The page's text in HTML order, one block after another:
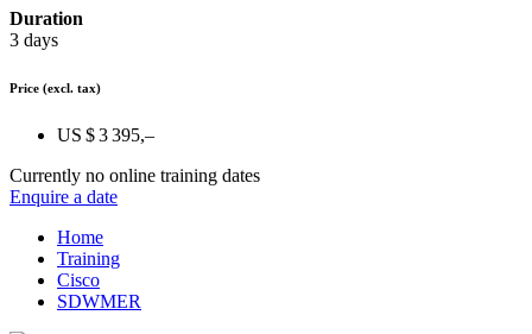
Duration
3 days
Price (excl. tax)
US $ 3 395,–
Currently no online training dates
Enquire a date
Home
Training
Cisco
SDWMER